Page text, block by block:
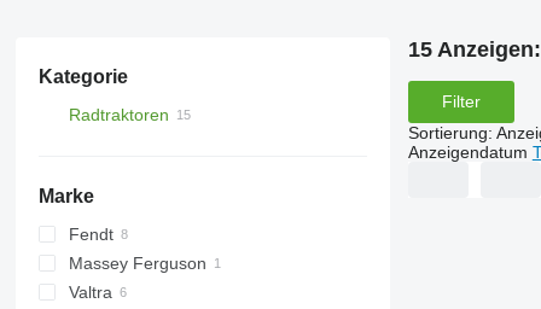
Kategorie
Radtraktoren
Marke
Fendt
Vario
Massey Ferguson
Valtra
15 Anzeigen:
Filter
Sortierung:
Anzeigendatum